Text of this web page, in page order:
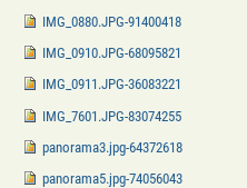
IMG_0880.JPG-91400418
IMG_0910.JPG-68095821
IMG_0911.JPG-36083221
IMG_7601.JPG-83074255
panorama3.jpg-64372618
panorama5.jpg-74056043